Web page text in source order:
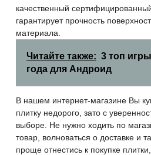
качественный
гарантирует прочность
материала.
Читайте также: 3 топ
года для Андроид
В нашем интернет-магазине Вы
плитку недорого, зато с
выборе. Не нужно ходить по
товар, волноваться о доставке и
проще отнестись к покупке